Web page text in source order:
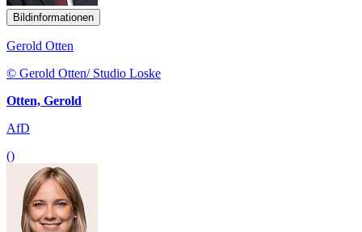
Bildinformationen
Gerold Otten
© Gerold Otten/ Studio Loske
Otten, Gerold
AfD
()